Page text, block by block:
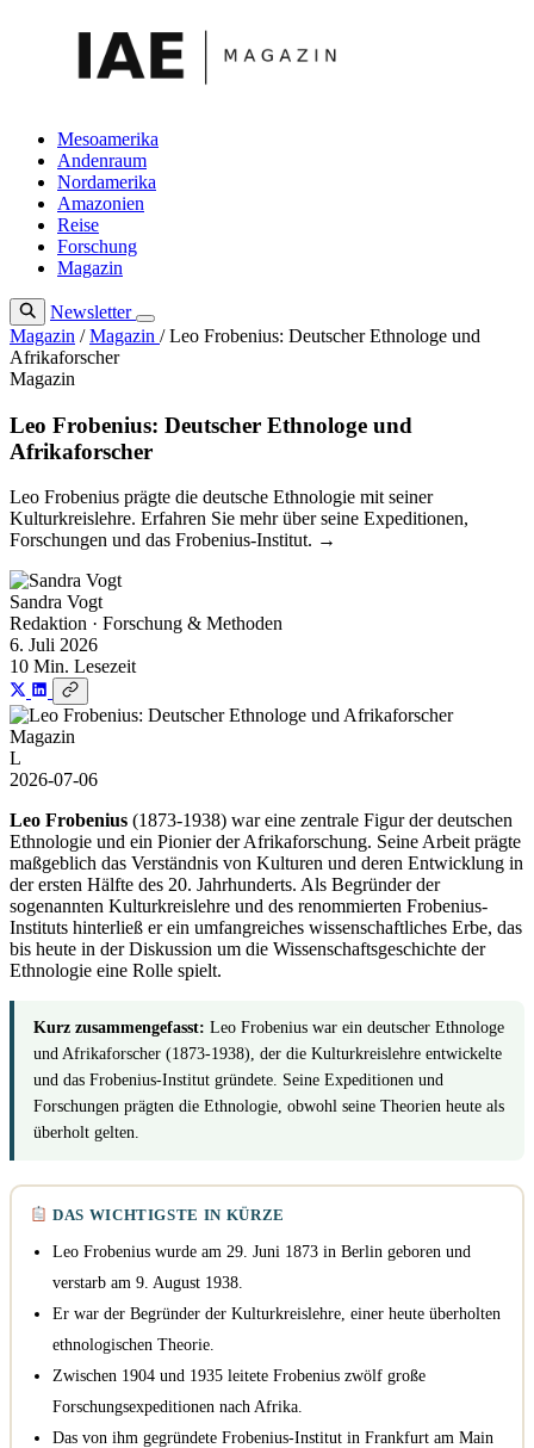
Mesoamerika
Andenraum
Nordamerika
Amazonien
Reise
Forschung
Magazin
Newsletter
Magazin / Magazin / Leo Frobenius: Deutscher Ethnologe und
Afrikaforscher
Magazin
Leo Frobenius: Deutscher Ethnologe und
Afrikaforscher
Leo Frobenius prägte die deutsche Ethnologie mit seiner
Kulturkreislehre. Erfahren Sie mehr über seine Expeditionen,
Forschungen und das Frobenius-Institut. →
Sandra Vogt
Redaktion · Forschung & Methoden
6. Juli 2026
10 Min. Lesezeit
Magazin
L
2026-07-06
Leo Frobenius (1873-1938) war eine zentrale Figur der deutschen
Ethnologie und ein Pionier der Afrikaforschung. Seine Arbeit prägte
maßgeblich das Verständnis von Kulturen und deren Entwicklung in
der ersten Hälfte des 20. Jahrhunderts. Als Begründer der
sogenannten Kulturkreislehre und des renommierten Frobenius-
Instituts hinterließ er ein umfangreiches wissenschaftliches Erbe, das
bis heute in der Diskussion um die Wissenschaftsgeschichte der
Ethnologie eine Rolle spielt.
Kurz zusammengefasst: Leo Frobenius war ein deutscher Ethnologe
und Afrikaforscher (1873-1938), der die Kulturkreislehre entwickelte
und das Frobenius-Institut gründete. Seine Expeditionen und
Forschungen prägten die Ethnologie, obwohl seine Theorien heute als
überholt gelten.
DAS WICHTIGSTE IN KÜRZE
Leo Frobenius wurde am 29. Juni 1873 in Berlin geboren und
verstarb am 9. August 1938.
Er war der Begründer der Kulturkreislehre, einer heute überholten
ethnologischen Theorie.
Zwischen 1904 und 1935 leitete Frobenius zwölf große
Forschungsexpeditionen nach Afrika.
Das von ihm gegründete Frobenius-Institut in Frankfurt am Main